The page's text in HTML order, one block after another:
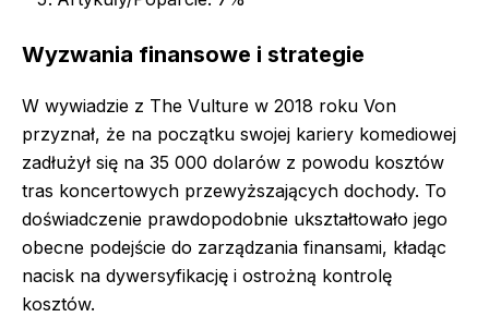
Wyzwania finansowe i strategie
W wywiadzie z The Vulture w 2018 roku Von
przyznał, że na początku swojej kariery komediowej
zadłużył się na 35 000 dolarów z powodu kosztów
tras koncertowych przewyższających dochody. To
doświadczenie prawdopodobnie ukształtowało jego
obecne podejście do zarządzania finansami, kładąc
nacisk na dywersyfikację i ostrożną kontrolę
kosztów.